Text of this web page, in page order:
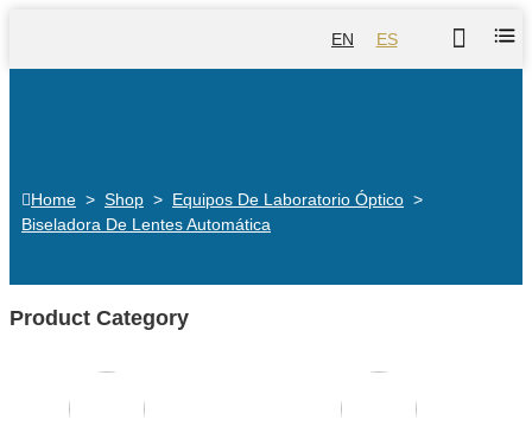
EN ES
Home > Shop > Equipos De Laboratorio Óptico >
Biseladora De Lentes Automática
Product Category